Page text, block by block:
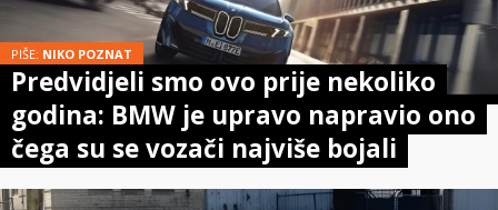
PIŠE: NIKO POZNAT
Predvidjeli smo ovo prije nekoliko
godina: BMW je upravo napravio ono
čega su se vozači najviše bojali